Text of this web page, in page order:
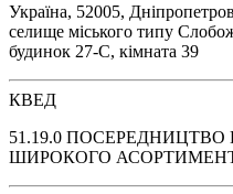
Україна, 52005,
селище міського типу
будинок 27-С, кімната 39
КВЕД
51.19.0 ПОСЕРЕДНИЦТВО
ШИРОКОГО